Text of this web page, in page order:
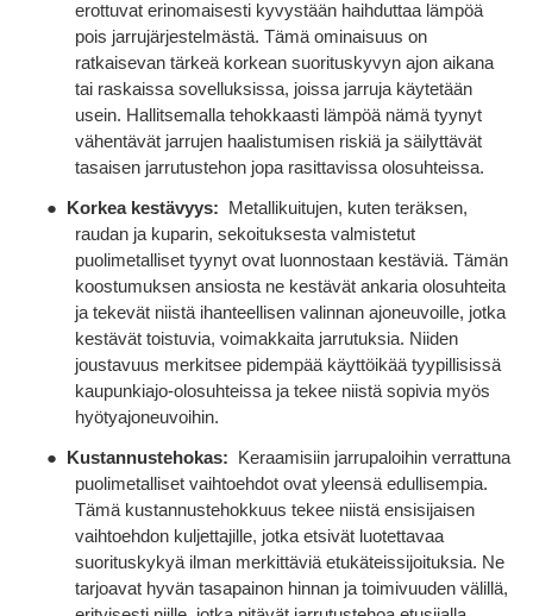
erottuvat erinomaisesti kyvystään haihduttaa lämpöä
pois jarrujärjestelmästä. Tämä ominaisuus on
ratkaisevan tärkeä korkean suorituskyvyn ajon aikana
tai raskaissa sovelluksissa, joissa jarruja käytetään
usein. Hallitsemalla tehokkaasti lämpöä nämä tyynyt
vähentävät jarrujen haalistumisen riskiä ja säilyttävät
tasaisen jarrutustehon jopa rasittavissa olosuhteissa.
● Korkea kestävyys:
Metallikuitujen, kuten teräksen,
raudan ja kuparin, sekoituksesta valmistetut
puolimetalliset tyynyt ovat luonnostaan ​​kestäviä. Tämän
koostumuksen ansiosta ne kestävät ankaria olosuhteita
ja tekevät niistä ihanteellisen valinnan ajoneuvoille, jotka
kestävät toistuvia, voimakkaita jarrutuksia. Niiden
joustavuus merkitsee pidempää käyttöikää tyypillisissä
kaupunkiajo-olosuhteissa ja tekee niistä sopivia myös
hyötyajoneuvoihin.
● Kustannustehokas:
Keraamisiin jarrupaloihin verrattuna
puolimetalliset vaihtoehdot ovat yleensä edullisempia.
Tämä kustannustehokkuus tekee niistä ensisijaisen
vaihtoehdon kuljettajille, jotka etsivät luotettavaa
suorituskykyä ilman merkittäviä etukäteissijoituksia. Ne
tarjoavat hyvän tasapainon hinnan ja toimivuuden välillä,